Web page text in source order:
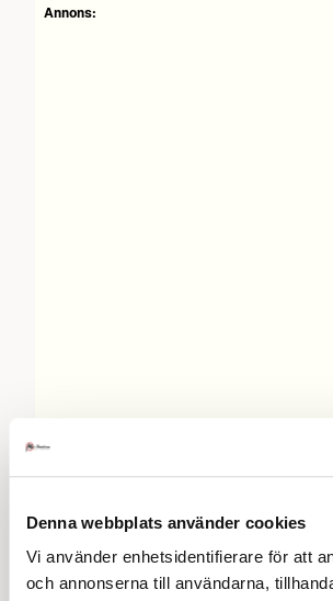
Denna webbplats använder cookies
Vi använder enhetsidentifierare för att
och annonserna till användarna,
Annons:
Bör man lämna något på